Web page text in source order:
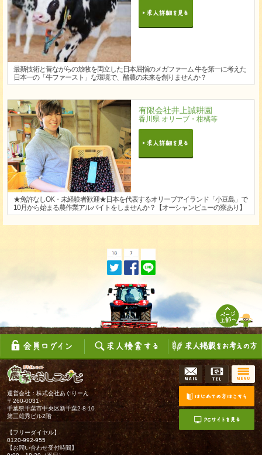
最新技術と昔ながらの放牧を両立した日本屈指のメガファーム 牛を第一に考えた
日本一の「牛ファースト」な環境で、酪農の未来を創りませんか？
有限会社井上誠耕園
香川県 オリーブ・柑橘等
★免許なしOK・未経験者歓迎★日本を代表するオリーブアイランド「小豆島」で
10月から始まる農作業アルバイトをしませんか？【オーシャンビューの寮あり】
運営会社：株式会社あぐりーん
〒260-0031
千葉県千葉市中央区新千葉2-8-10
第三雄秀ビル2階
【フリーダイヤル】
0120-992-955
【お問い合わせ受付時間】